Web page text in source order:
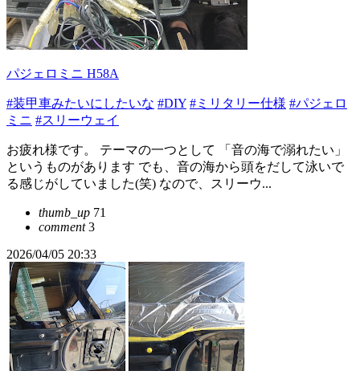
パジェロミニ H58A
#装甲車みたいにしたいな #DIY #ミリタリー仕様 #パジェロ
ミニ #スリーウェイ
お疲れ様です。 テーマの一つとして 「音の海で溺れたい」
というものがあります でも、音の海から頭をだして泳いで
る感じがしていました(笑) なので、スリーウ...
thumb_up 71
comment3
2026/04/05 20:33